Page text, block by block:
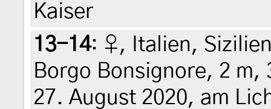
Kaiser
13-14: ♀, Italien,
Borgo Bonsignore, 2 m,
27. August 2020, am